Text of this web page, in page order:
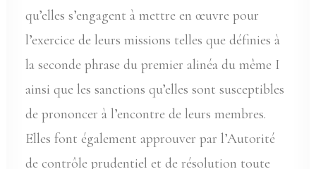
qu’elles s’engagent à mettre en œuvre pour
l’exercice de leurs missions telles que définies à
la seconde phrase du premier alinéa du même I
ainsi que les sanctions qu’elles sont susceptibles
de prononcer à l’encontre de leurs membres.
Elles font également approuver par l’Autorité
de contrôle prudentiel et de résolution toute